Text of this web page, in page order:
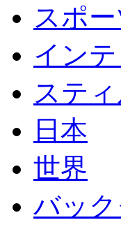
スポー
イン
ステ
日本
世界
バッ